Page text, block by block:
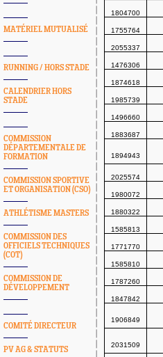
MATÉRIEL MUTUALISÉ
RUNNING / HORS STADE
CALENDRIER HORS
STADE
COMMISSION
DÉPARTEMENTALE DE
FORMATION
COMMISSION SPORTIVE
ET ORGANISATION (CSO)
ATHLÉTISME MASTERS
COMMISSION DES
OFFICIELS TECHNIQUES
(COT)
COMMISSION DE
DÉVELOPPEMENT
COMITÉ DIRECTEUR
PV AG & STATUTS
1804700
1755764
2055337
1476306
1874618
1985739
1496660
1883687
1894943
2025574
1980072
1880322
1585813
1771770
1585810
1787260
1847842
1906849
2031509